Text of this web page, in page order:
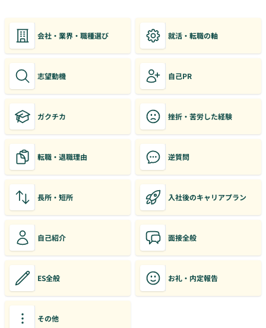
会社・業界・職種選び 就活・転職の軸
志望動機 自己PR
ガクチカ 挫折・苦労した経験
転職・退職理由 逆質問
長所・短所 入社後のキャリアプラン
自己紹介 面接全般
ES全般 お礼・内定報告
その他